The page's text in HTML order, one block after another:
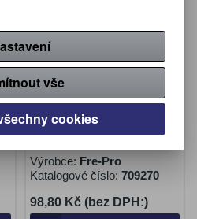
FrePro WC vůně Hang Tag
- bavlna
Výrobce: Fre-Pro
Katalogové číslo: 709270
98,80 Kč (bez DPH:)
vše
cookies